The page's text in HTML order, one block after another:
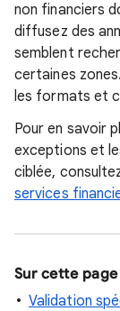
non financiers
diffusez des
semblent
certaines
les formats et
Pour en savoir
exceptions et
ciblée,
services
Sur cette page
Validation